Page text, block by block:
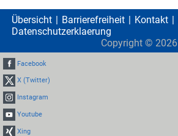
Übersicht Barrierefreiheit Kontakt
Datenschutzerklaerung
Copyright © 2026
Facebook
X (Twitter)
Instagram
Youtube
Xing